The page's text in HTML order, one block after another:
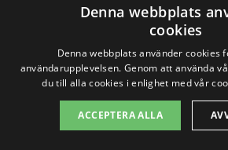
Få 3 erbjudanden, gratis
förpliktelser
Denna webbplats
cookies
Denna webbplats använder cookies
användarupplevelsen. Genom att använda
du till alla cookies i enlighet med vår
ACCEPTERA ALLA